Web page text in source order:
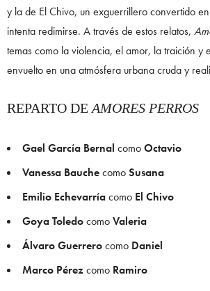
y la de El Chivo, un exguerrillero convertido
intenta redimirse. A través de estos relatos,
temas como la violencia, el amor, la traición y
envuelto en una atmósfera urbana cruda y
REPARTO DE AMORES PERROS
Gael García Bernal comoOctavio
Vanessa BauchecomoSusana
Emilio Echevarríacomo El Chivo
Goya ToledocomoValeria
Álvaro Guerrerocomo Daniel
Marco Pérezcomo Ramiro